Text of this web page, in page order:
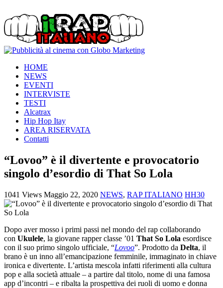
HOME
NEWS
EVENTI
INTERVISTE
TESTI
Alcatrax
Hip Hop Itay
AREA RISERVATA
Contatti
“Lovoo” è il divertente e provocatorio
singolo d’esordio di That So Lola
1041 Views Maggio 22, 2020 NEWS, RAP ITALIANO HH30
Dopo aver mosso i primi passi nel mondo del rap collaborando
con Ukulele, la giovane rapper classe ’01 That So Lola esordisce
con il suo primo singolo ufficiale, “Lovoo”. Prodotto da Delta, il
brano è un inno all’emancipazione femminile, immaginato in chiave
ironica e divertente. L’artista mescola infatti riferimenti alla cultura
pop e alla società attuale – a partire dal titolo, nome di una famosa
app d’incontri – e ribalta la prospettiva dei ruoli di uomo e donna